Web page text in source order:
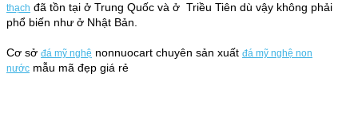
thạch đã tồn tại ở Trung Quốc và ở Triều Tiên dù vậy không phải
phổ biến như ở Nhật Bản.
Cơ sở đá mỹ nghệ nonnuocart chuyên sản xuất đá mỹ nghệ non
nước mẫu mã đẹp giá rẻ